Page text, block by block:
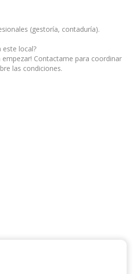
(gestoría, contaduría).
este local?
empezar! Contactame para coordinar
las condiciones.